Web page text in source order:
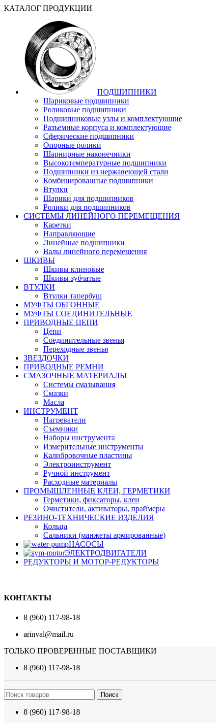
КАТАЛОГ ПРОДУКЦИИ
ПОДШИПНИКИ
Шариковые подшипники
Роликовые подшипники
Подшипниковые узлы и комплектующие
Разъемные корпуса и комплектующие
Сферические подшипники
Опорные ролики
Шарнирные наконечники
Высокотемпературные подшипники
Подшипники из нержавеющей стали
Комбинированные подшипники
Втулки
Шарики для подшипников
Ролики для подшипников
СИСТЕМЫ ЛИНЕЙНОГО ПЕРЕМЕЩЕНИЯ
Каретки
Направляющие
Линейные подшипники
Валы линейного перемещения
ШКИВЫ
Шкивы клиновые
Шкивы зубчатые
ВТУЛКИ
Втулки тапербуш
МУФТЫ ОБГОННЫЕ
МУФТЫ СОЕДИНИТЕЛЬНЫЕ
ПРИВОДНЫЕ ЦЕПИ
Цепи
Соединительные звенья
Переходные звенья
ЗВЕЗДОЧКИ
ПРИВОДНЫЕ РЕМНИ
СМАЗОЧНЫЕ МАТЕРИАЛЫ
Системы смазывания
Смазки
Масла
ИНСТРУМЕНТ
Нагреватели
Съемники
Наборы инструмента
Измерительные инструменты
Калибровочные пластины
Электроинструмент
Ручной инструмент
Расходные материалы
ПРОМЫШЛЕННЫЕ КЛЕИ, ГЕРМЕТИКИ
Герметики, фиксаторы, клеи
Очистители, активаторы, праймеры
РЕЗИНО-ТЕХНИЧЕСКИЕ ИЗДЕЛИЯ
Кольца
Сальники (манжеты армированные)
НАСОСЫ
ЭЛЕКТРОДВИГАТЕЛИ
РЕДУКТОРЫ И МОТОР-РЕДУКТОРЫ
КОНТАКТЫ
8 (960) 117-98-18
arinval@mail.ru
ТОЛЬКО ПРОВЕРЕННЫЕ ПОСТАВЩИКИ
8 (960) 117-98-18
Поиск
8 (960) 117-98-18